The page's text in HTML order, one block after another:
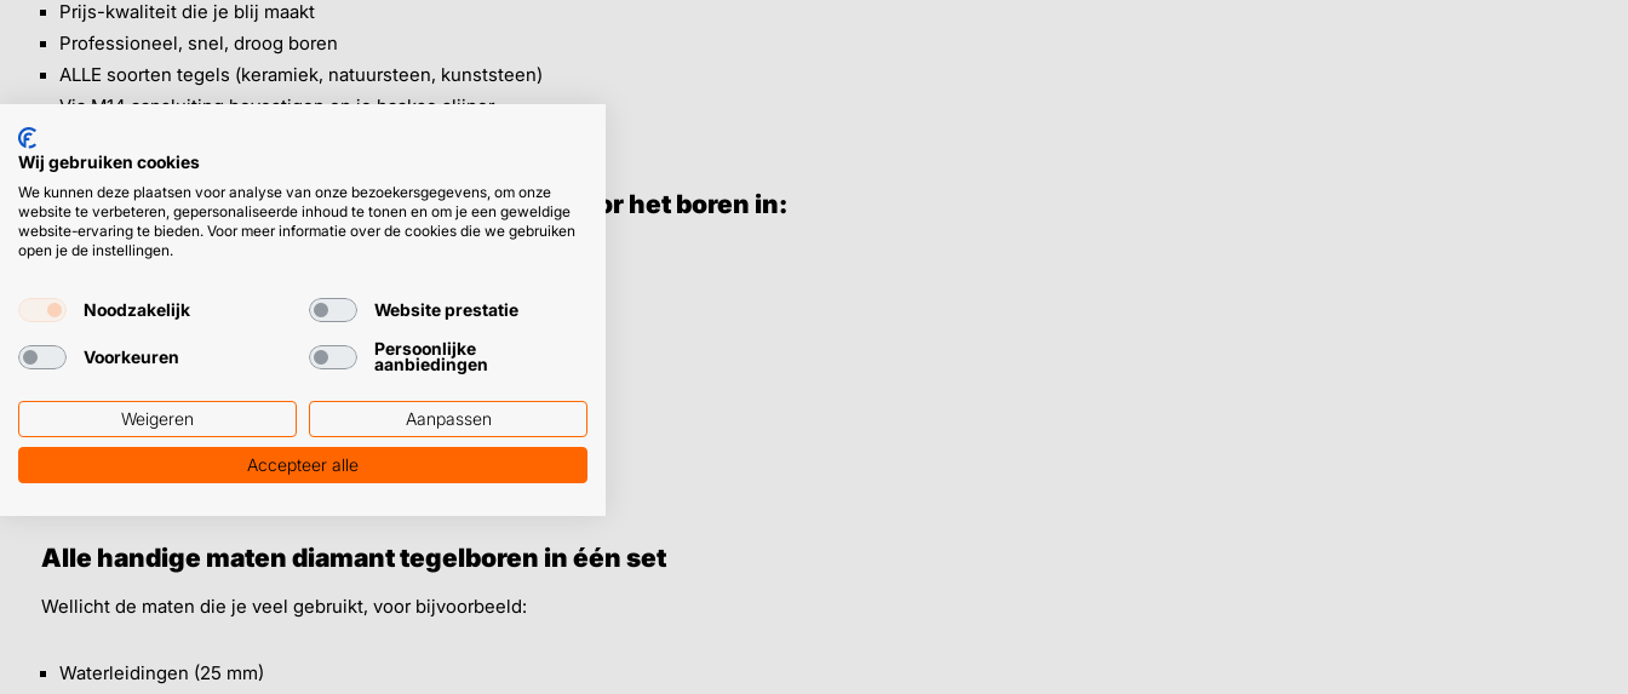
Prijs-kwaliteit die je blij maakt
Professioneel, snel, droog boren
ALLE soorten tegels (keramiek, natuursteen, kunststeen)
Via M14 aansluiting bevestigen op je haakse slijper
Diamant tegelboren in deze set gebruik je voor het boren in:
✓ Keramische tegelsk
✓ Gres
✓ Porcellanato
✓ Mosa
Alle handige maten diamant tegelboren in één set
Wellicht de maten die je veel gebruikt, voor bijvoorbeeld:
Waterleidingen (25 mm)
Wij gebruiken cookies
We kunnen deze plaatsen voor analyse van onze bezoekersgegevens, om onze
website te verbeteren, gepersonaliseerde inhoud te tonen en om je een geweldige
website-ervaring te bieden. Voor meer informatie over de cookies die we gebruiken
open je de instellingen.
Noodzakelijk Website prestatie
Voorkeuren
Persoonlijke
aanbiedingen
Weigeren Aanpassen
Accepteer alle